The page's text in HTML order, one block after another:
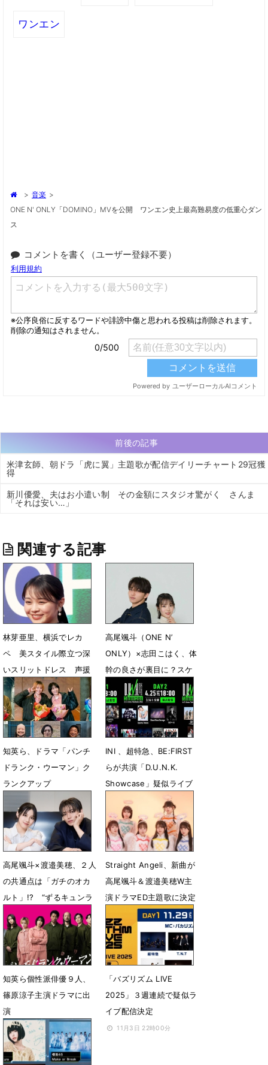
ワンエン
> 音楽 >
ONE N' ONLY「DOMINO」MVを公開 ワンエン史上最高難易度の低重心ダン
ス
コメントを書く（ユーザー登録不要）
前後の記事
米津玄師、朝ドラ「虎に翼」主題歌が配信デイリーチャート29冠獲
得
新川優愛、夫はお小遣い制 その金額にスタジオ驚がく さんま
「それは安い…」
関連する記事
林芽亜里、横浜でレカ
ペ 美スタイル際立つ深
いスリットドレス 声援
に笑顔
5月4日 17時07分
高尾颯斗（ONE N’
ONLY）×志田こはく、体
幹の良さが裏目に？スケ
ートシーンの裏側
4月22日 11時00分
知英ら、ドラマ「パンチ
ドランク・ウーマン」ク
ランクアップ
3月28日 18時10分
INI 、超特急、BE:FIRST
らが共演「D.U.N.K.
Showcase」疑似ライブ
配信決定
3月14日 14時08分
高尾颯斗×渡邉美穂、２人
の共通点は「ガチのオカ
ルト」!? “ずるキュンラ
ブコメ”撮影の裏側
2月19日 07時00分
Straight Angeli、新曲が
高尾颯斗＆渡邉美穂W主
演ドラマED主題歌に決定
1月22日 18時05分
知英ら個性派俳優９人、
篠原涼子主演ドラマに出
演
12月5日 07時00分
「バズリズム LIVE
2025」３週連続で疑似ラ
イブ配信決定
11月3日 22時00分